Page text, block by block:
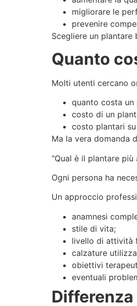
migliorare le
prevenire
Scegliere un
Quanto
Molti utenti cercano
quanto costa un
costo di un
costo plantari
Ma la vera domanda
“Qual è il plantare
Ogni persona ha
Un approccio
anamnesi
stile di vita;
livello di attività
calzature
obiettivi
eventuali